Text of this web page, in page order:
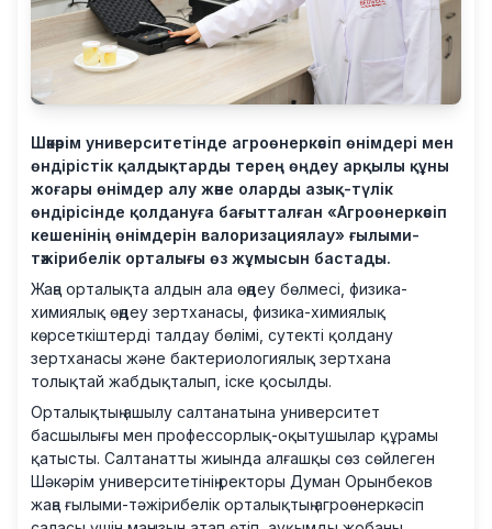
Шәкәрім университетінде агроөнеркәсіп өнімдері мен
өндірістік қалдықтарды терең өңдеу арқылы құны
жоғары өнімдер алу және оларды азық-түлік
өндірісінде қолдануға бағытталған «Агроөнеркәсіп
кешенінің өнімдерін валоризациялау» ғылыми-
тәжірибелік орталығы өз жұмысын бастады.
Жаңа орталықта алдын ала өңдеу бөлмесі, физика-
химиялық өңдеу зертханасы, физика-химиялық
көрсеткіштерді талдау бөлімі, сутекті қолдану
зертханасы және бактериологиялық зертхана
толықтай жабдықталып, іске қосылды.
Орталықтың ашылу салтанатына университет
басшылығы мен профессорлық-оқытушылар құрамы
қатысты. Салтанатты жиында алғашқы сөз сөйлеген
Шәкәрім университетінің ректоры Думан Орынбеков
жаңа ғылыми-тәжірибелік орталықтың агроөнеркәсіп